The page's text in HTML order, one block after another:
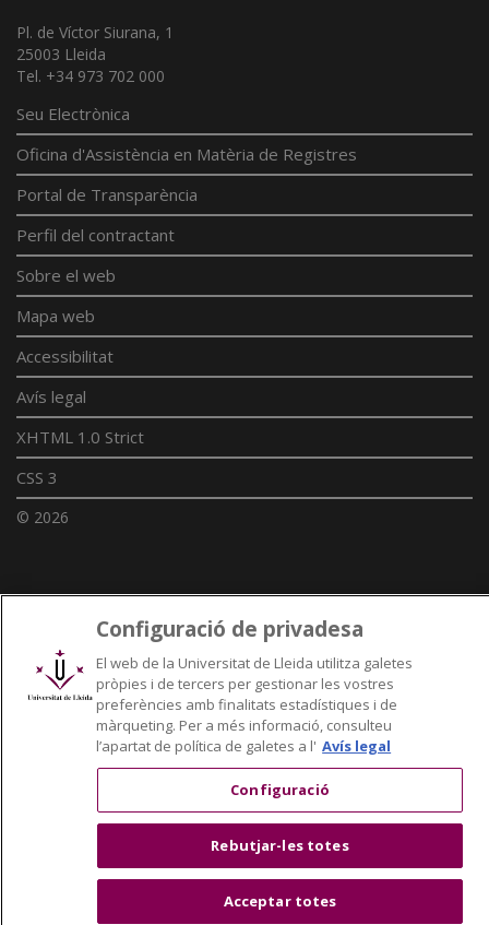
Pl. de Víctor Siurana, 1
25003 Lleida
Tel. +34 973 702 000
Seu Electrònica
Oficina d'Assistència en Matèria de Registres
Portal de Transparència
Perfil del contractant
Sobre el web
Mapa web
Accessibilitat
Avís legal
XHTML 1.0 Strict
CSS 3
© 2026
Xarxes universitàries
Configuració de privadesa
El web de la Universitat de Lleida utilitza galetes
pròpies i de tercers per gestionar les vostres
preferències amb finalitats estadístiques i de
màrqueting. Per a més informació, consulteu
l’apartat de política de galetes a l' Avís legal
Configuració
Rebutjar-les totes
Acceptar totes